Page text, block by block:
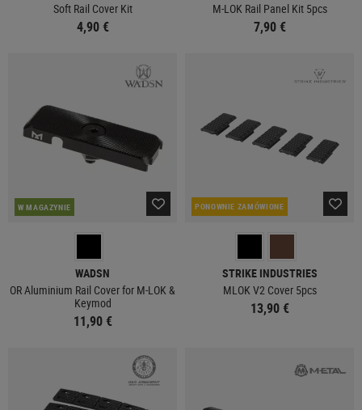
Soft Rail Cover Kit
4,90 €
M-LOK Rail Panel Kit 5pcs
7,90 €
W MAGAZYNIE
WADSN
OR Aluminium Rail Cover for M-LOK &
Keymod
11,90 €
PONOWNIE ZAMÓWIONE
STRIKE INDUSTRIES
MLOK V2 Cover 5pcs
13,90 €